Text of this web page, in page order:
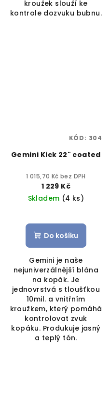
kroužek slouží ke
kontrole dozvuku bubnu.
Gemini Kick 22" coated
1 015,70 Kč bez DPH
1 229 Kč
Skladem (4 ks)
Do košíku
Gemini je naše
nejuniverzálnější blána
na kopák. Je
jednovrstvá s tloušťkou
10mil. a vnitřním
kroužkem, který pomáhá
kontrolovat zvuk
kopáku. Produkuje jasný
a teplý tón.
KÓD: 304